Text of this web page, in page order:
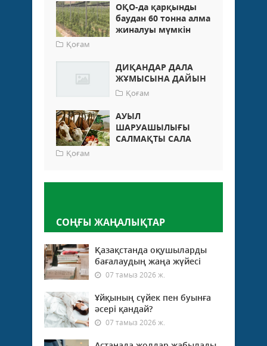
ОҚО-да қарқынды
баудан 60 тонна алма
жиналуы мүмкін
Қоғам
ДИҚАНДАР ДАЛА
ЖҰМЫСЫНА ДАЙЫН
Қоғам
АУЫЛ
ШАРУАШЫЛЫҒЫ
САЛМАҚТЫ САЛА
Қоғам
СОҢҒЫ ЖАҢАЛЫҚТАР
Қазақстанда оқушыларды
бағалаудың жаңа жүйесі
07 тамыз 2026 ж.
Ұйқының сүйек пен буынға
әсері қандай?
07 тамыз 2026 ж.